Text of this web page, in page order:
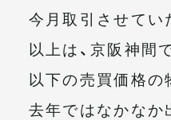
今月取引させてい
以上は、京阪神間
以下の売買価格の
去年ではなかな